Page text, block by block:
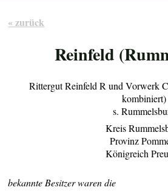
« zurück
Reinfeld
Rittergut Reinfeld R und Vorwerk
kombiniert)
s.
Kreis
Provinz
Königreich
bekannte Besitzer waren die